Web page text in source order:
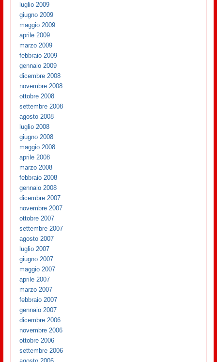
luglio 2009
giugno 2009
maggio 2009
aprile 2009
marzo 2009
febbraio 2009
gennaio 2009
dicembre 2008
novembre 2008
ottobre 2008
settembre 2008
agosto 2008
luglio 2008
giugno 2008
maggio 2008
aprile 2008
marzo 2008
febbraio 2008
gennaio 2008
dicembre 2007
novembre 2007
ottobre 2007
settembre 2007
agosto 2007
luglio 2007
giugno 2007
maggio 2007
aprile 2007
marzo 2007
febbraio 2007
gennaio 2007
dicembre 2006
novembre 2006
ottobre 2006
settembre 2006